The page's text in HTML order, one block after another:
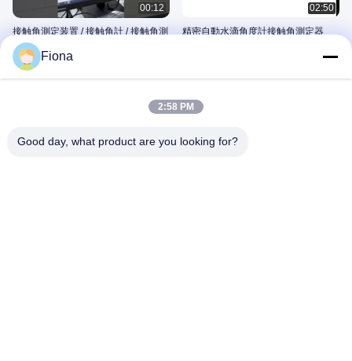
00:12
接触角測定装置 / 接触角計 / 接触角測
定
August 09, 2025
02:50
精密自動水滴角度計接触角測定器
Fiona
2:58 PM
Good day, what product are you looking for?